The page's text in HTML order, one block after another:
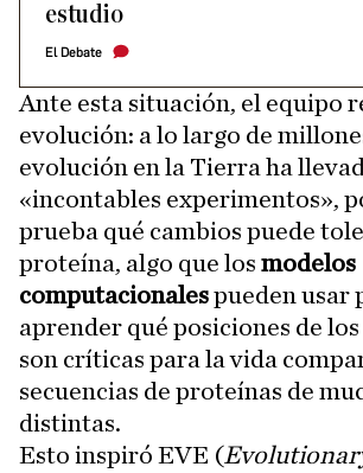
estudio
El Debate
Ante esta situación, el equipo
evolución: a lo largo de
evolución en la Tierra ha
«incontables experimentos»,
prueba qué cambios puede
proteína, algo que los modelos
computacionalespueden usar
aprender qué posiciones de
son críticas para la vida
secuencias de proteínas de
distintas.
Esto inspiró EVE (